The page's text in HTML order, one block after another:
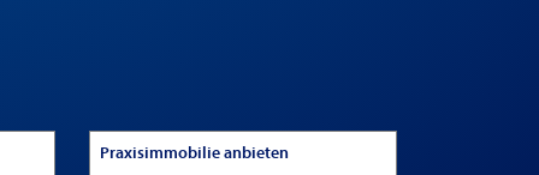
Praxisimmobilie anbieten